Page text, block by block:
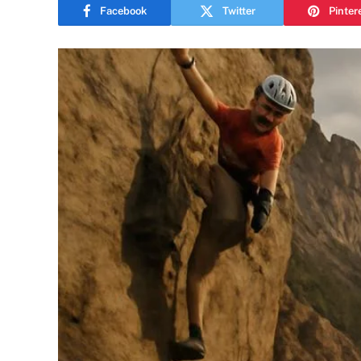
Facebook Twitter